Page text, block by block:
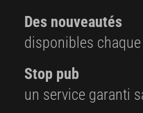
Des nouveautés
disponibles
Stop pub
un service garanti